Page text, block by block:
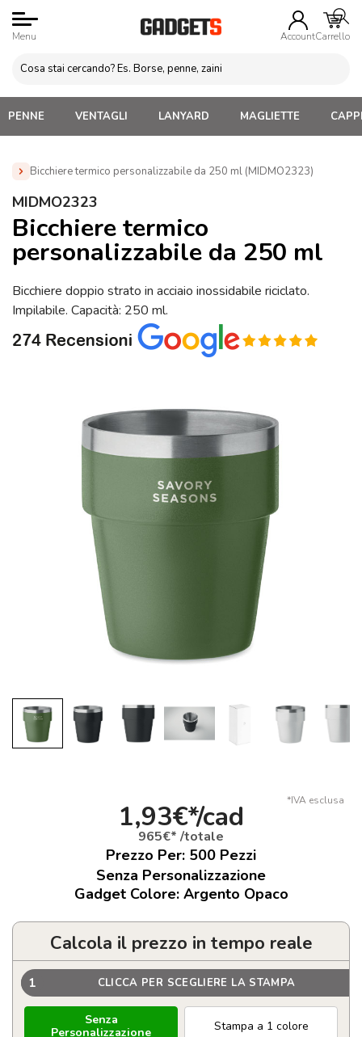
Menu AccountCarrello
PENNE VENTAGLI LANYARD MAGLIETTE
Bicchiere termico personalizzabile da 250 ml (MIDMO2323)
Home » Tazze e bicchieri
MIDMO2323
Bicchiere termico
personalizzabile da 250 ml
Bicchiere doppio strato in acciaio inossidabile riciclato.
Impilabile. Capacità: 250 ml.
*IVA esclusa
1,93€*/cad
965€* /totale
Prezzo Per: 500 Pezzi
Senza Personalizzazione
Gadget Colore: Argento Opaco
Calcola il prezzo in tempo reale
1 CLICCA PER SCEGLIERE LA STAMPA
Senza
Personalizzazione
Stampa a 1 colore